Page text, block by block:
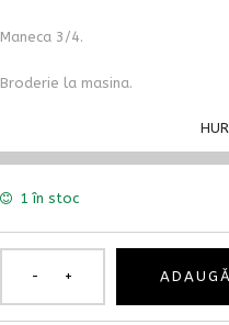
Maneca 3/4.
Broderie la masina.
1 în stoc